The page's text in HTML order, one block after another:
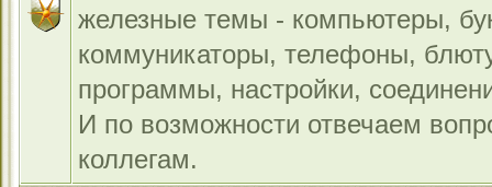
железные темы - компьютеры,
коммуникаторы, телефоны,
программы, настройки,
И по возможности отвечаем
коллегам.